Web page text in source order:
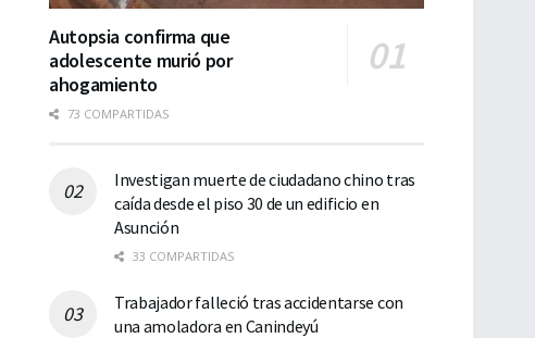
Autopsia confirma que
adolescente murió por
ahogamiento
73 COMPARTIDAS
Investigan muerte de ciudadano chino tras
caída desde el piso 30 de un edificio en
Asunción
33 COMPARTIDAS
Trabajador falleció tras accidentarse con
una amoladora en Canindeyú